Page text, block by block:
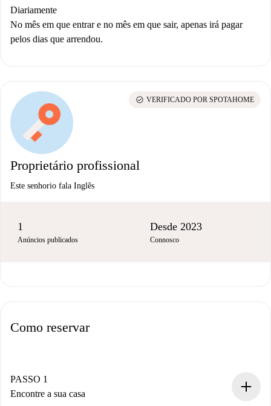
Diariamente
No mês em que entrar e no mês em que sair, apenas irá pagar
pelos dias que arrendou.
Proprietário profissional
Este senhorio fala Inglês
check_circle VERIFICADO POR SPOTAHOME
1
Anúncios publicados
Desde 2023
Connosco
Como reservar
PASSO 1
Encontre a sua casa